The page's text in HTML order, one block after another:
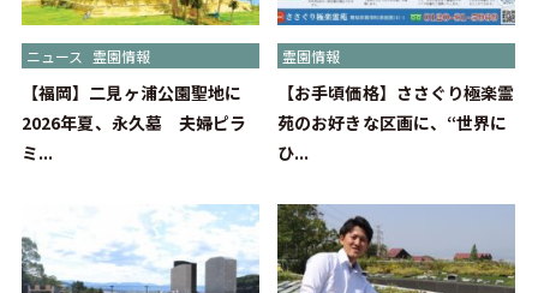
ニュース 霊園情報
【福岡】二見ヶ浦公園聖地に
2026年夏、永久墓 夫婦ピラ
ミ...
霊園情報
【お手頃価格】ささぐり極楽霊
苑のお好きな区画に、“世界に
ひ...